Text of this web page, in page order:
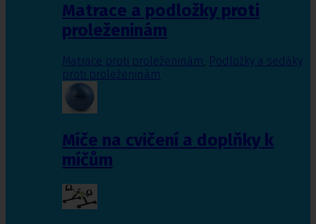
Matrace a podložky proti
proleženinám
Matrace proti proleženinám, Podložky a sedáky
proti proleženinám
Míče na cvičení a doplňky k
míčům